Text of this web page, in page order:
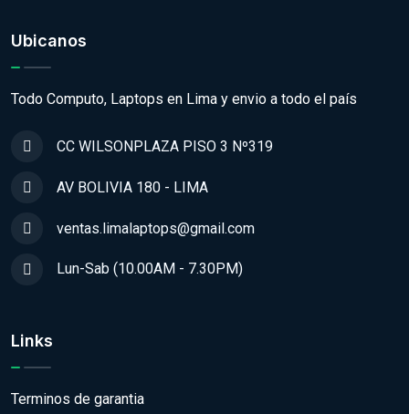
Ubicanos
Todo Computo, Laptops en Lima y envio a todo el país
CC WILSONPLAZA PISO 3 Nº319
AV BOLIVIA 180 - LIMA
ventas.limalaptops@gmail.com
Lun-Sab (10.00AM - 7.30PM)
Links
Terminos de garantia